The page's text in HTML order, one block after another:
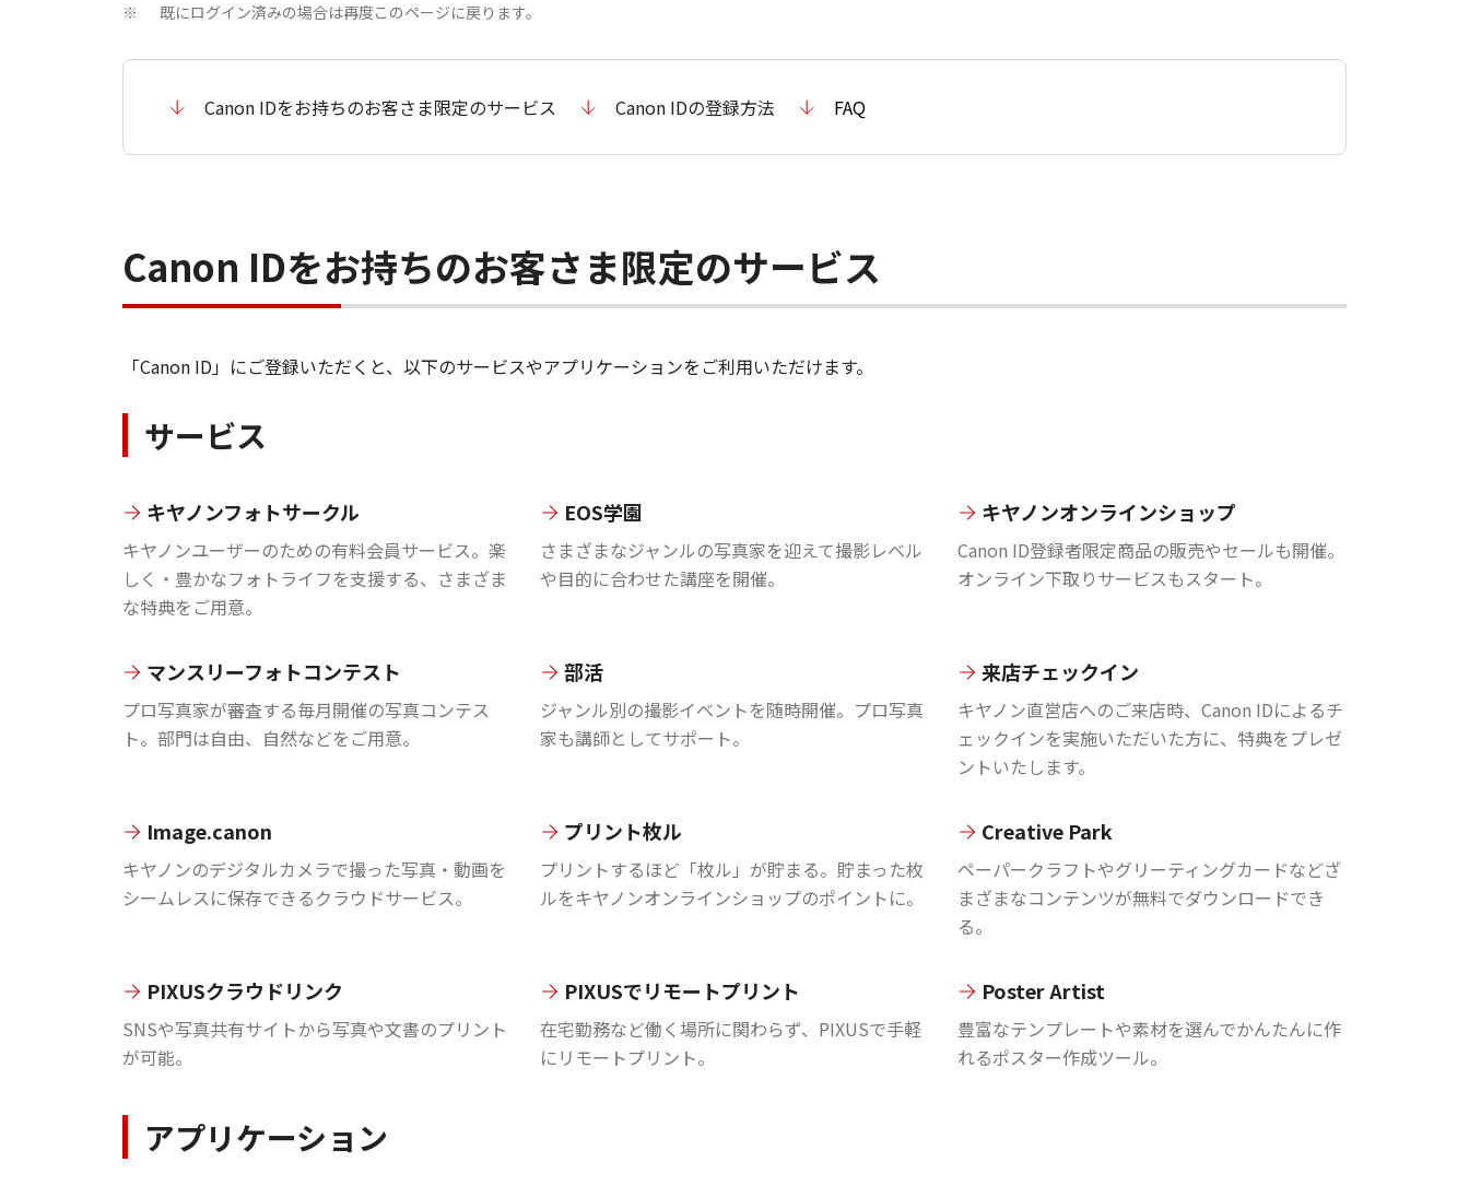
※ 既にログイン済みの場合は再度このページに戻ります。
Canon IDをお持ちのお客さま限定のサービス Canon IDの登録方法 FAQ
Canon IDをお持ちのお客さま限定のサービス
「Canon ID」にご登録いただくと、以下のサービスやアプリケーションをご利用いただけます。
サービス
キヤノンフォトサークル
キヤノンユーザーのための有料会員サービス。楽
しく・豊かなフォトライフを支援する、さまざま
な特典をご用意。
EOS学園
さまざまなジャンルの写真家を迎えて撮影レベル
や目的に合わせた講座を開催。
キヤノンオンラインショップ
Canon ID登録者限定商品の販売やセールも開催。
オンライン下取りサービスもスタート。
マンスリーフォトコンテスト
プロ写真家が審査する毎月開催の写真コンテス
ト。部門は自由、自然などをご用意。
部活
ジャンル別の撮影イベントを随時開催。プロ写真
家も講師としてサポート。
来店チェックイン
キヤノン直営店へのご来店時、Canon IDによるチ
ェックインを実施いただいた方に、特典をプレゼ
ントいたします。
Image.canon
キヤノンのデジタルカメラで撮った写真・動画を
シームレスに保存できるクラウドサービス。
プリント枚ル
プリントするほど「枚ル」が貯まる。貯まった枚
ルをキヤノンオンラインショップのポイントに。
Creative Park
ペーパークラフトやグリーティングカードなどざ
まざまなコンテンツが無料でダウンロードでき
る。
PIXUSクラウドリンク
SNSや写真共有サイトから写真や文書のプリント
が可能。
PIXUSでリモートプリント
在宅勤務など働く場所に関わらず、PIXUSで手軽
にリモートプリント。
Poster Artist
豊富なテンプレートや素材を選んでかんたんに作
れるポスター作成ツール。
アプリケーション